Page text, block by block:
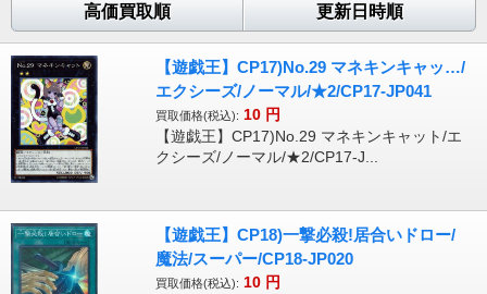
高価買取順 更新日時順
【遊戯王】CP17)No.29 マネキンキャッ…/
エクシーズ/ノーマル/★2/CP17-JP041
買取価格(税込): 10 円
【遊戯王】CP17)No.29 マネキンキャット/エ
クシーズ/ノーマル/★2/CP17-J...
【遊戯王】CP18)一撃必殺!居合いドロー/
魔法/スーパー/CP18-JP020
買取価格(税込): 10 円